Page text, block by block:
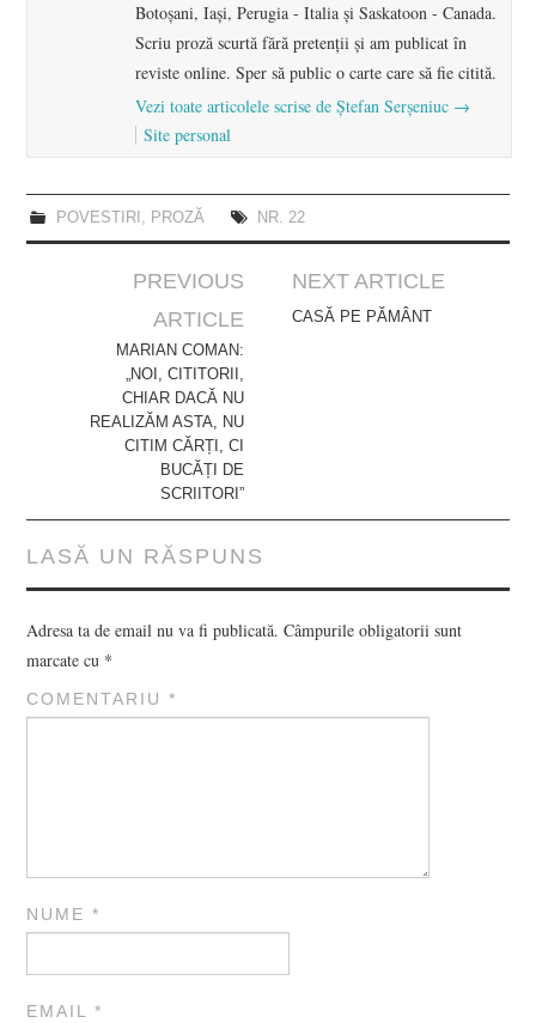
Botoşani, Iaşi, Perugia - Italia şi Saskatoon - Canada.
Scriu proză scurtă fără pretenții și am publicat în
reviste online. Sper să public o carte care să fie citită.
Vezi toate articolele scrise de Ștefan Serșeniuc →
Site personal
POVESTIRI , PROZĂ NR. 22
navigation
PREVIOUS
ARTICLE
MARIAN COMAN:
„NOI, CITITORII,
CHIAR DACĂ NU
REALIZĂM ASTA, NU
CITIM CĂRȚI, CI
BUCĂȚI DE
SCRIITORI”
NEXT ARTICLE
CASĂ PE PĂMÂNT
LASĂ UN RĂSPUNS
Adresa ta de email nu va fi publicată. Câmpurile obligatorii sunt
marcate cu *
COMENTARIU*
NUME*
EMAIL*